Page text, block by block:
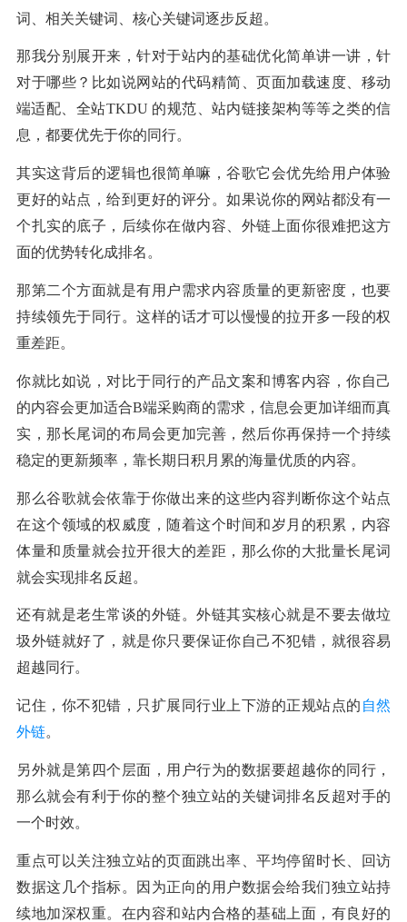
词、相关关键词、核心关键词逐步反超。
那我分别展开来，针对于站内的基础优化简单讲一讲，针
对于哪些？比如说网站的代码精简、页面加载速度、移动
端适配、全站TKDU 的规范、站内链接架构等等之类的信
息，都要优先于你的同行。
其实这背后的逻辑也很简单嘛，谷歌它会优先给用户体验
更好的站点，给到更好的评分。如果说你的网站都没有一
个扎实的底子，后续你在做内容、外链上面你很难把这方
面的优势转化成排名。
那第二个方面就是有用户需求内容质量的更新密度，也要
持续领先于同行。这样的话才可以慢慢的拉开多一段的权
重差距。
你就比如说，对比于同行的产品文案和博客内容，你自己
的内容会更加适合B端采购商的需求，信息会更加详细而真
实，那长尾词的布局会更加完善，然后你再保持一个持续
稳定的更新频率，靠长期日积月累的海量优质的内容。
那么谷歌就会依靠于你做出来的这些内容判断你这个站点
在这个领域的权威度，随着这个时间和岁月的积累，内容
体量和质量就会拉开很大的差距，那么你的大批量长尾词
就会实现排名反超。
还有就是老生常谈的外链。外链其实核心就是不要去做垃
圾外链就好了，就是你只要保证你自己不犯错，就很容易
超越同行。
记住，你不犯错，只扩展同行业上下游的正规站点的 自然
外链。
另外就是第四个层面，用户行为的数据要超越你的同行，
那么就会有利于你的整个独立站的关键词排名反超对手的
一个时效。
重点可以关注独立站的页面跳出率、平均停留时长、回访
数据这几个指标。因为正向的用户数据会给我们独立站持
续地加深权重。在内容和站内合格的基础上面，有良好的